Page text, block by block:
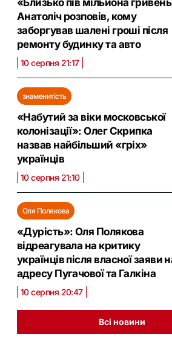
Анатоліч розповів, кому
заборгував шалені гроші після
ремонту будинку та авто
10 серпня 21:17
знаменитість
«Набутий за віки московської
колонізації»: Олег Скрипка
назвав найбільший «гріх»
українців
10 серпня 21:10
Оля Полякова
«Дурість»: Оля Полякова
відреагувала на критику
українців після власної заяви
адресу Пугачової та Галкіна
10 серпня 20:47
Всі новини